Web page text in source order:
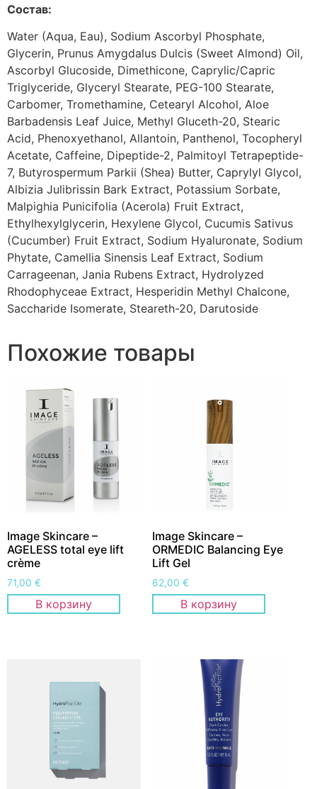
Состав:
Water (Aqua, Eau), Sodium Ascorbyl Phosphate,
Glycerin, Prunus Amygdalus Dulcis (Sweet Almond) Oil,
Ascorbyl Glucoside, Dimethicone, Caprylic/Capric
Triglyceride, Glyceryl Stearate, PEG-100 Stearate,
Carbomer, Tromethamine, Cetearyl Alcohol, Aloe
Barbadensis Leaf Juice, Methyl Gluceth-20, Stearic
Acid, Phenoxyethanol, Allantoin, Panthenol, Tocopheryl
Acetate, Caffeine, Dipeptide-2, Palmitoyl Tetrapeptide-
7, Butyrospermum Parkii (Shea) Butter, Caprylyl Glycol,
Albizia Julibrissin Bark Extract, Potassium Sorbate,
Malpighia Punicifolia (Acerola) Fruit Extract,
Ethylhexylglycerin, Hexylene Glycol, Cucumis Sativus
(Cucumber) Fruit Extract, Sodium Hyaluronate, Sodium
Phytate, Camellia Sinensis Leaf Extract, Sodium
Carrageenan, Jania Rubens Extract, Hydrolyzed
Rhodophyceae Extract, Hesperidin Methyl Chalcone,
Saccharide Isomerate, Steareth-20, Darutoside
Похожие товары
Image Skincare –
AGELESS total eye lift
crème
71,00 €
В корзину
Image Skincare –
ORMEDIC Balancing Eye
Lift Gel
62,00€
В корзину